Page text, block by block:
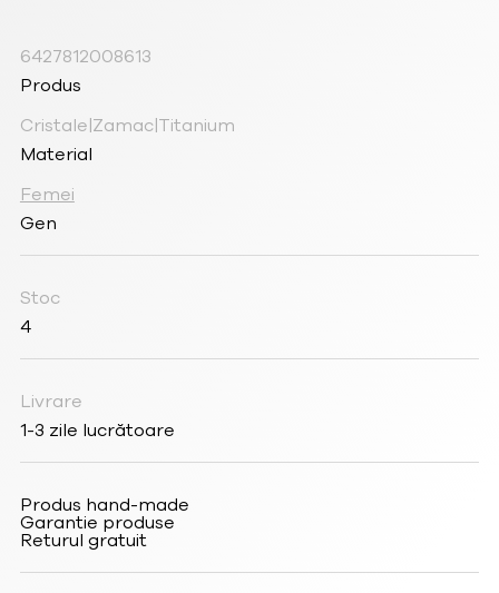
6427812008613
Produs
Cristale|Zamac|Titanium
Material
Femei
Gen
Stoc
4
Livrare
1-3 zile lucrătoare
Produs hand-made
Garantie produse
Returul gratuit